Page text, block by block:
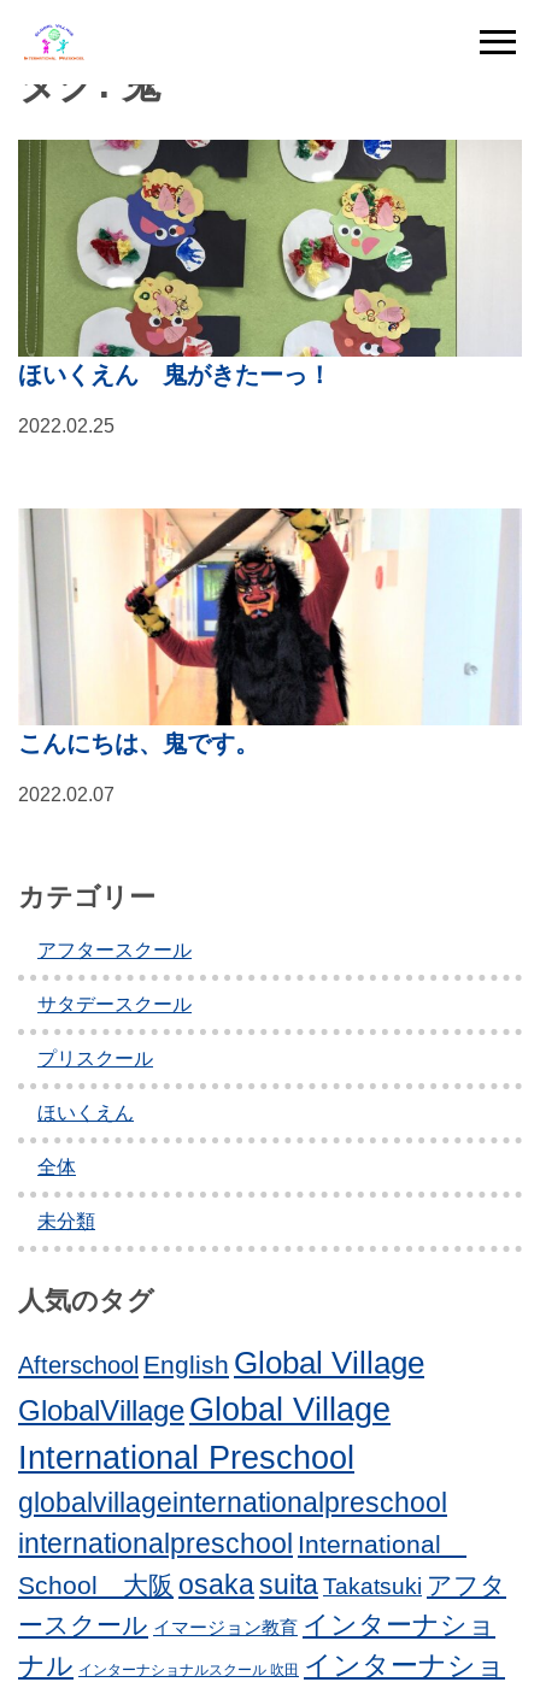
Skip
contentタグ: 鬼
ほいくえん 鬼がきたーっ！
2022.02.25
こんにちは、鬼です。
2022.02.07
カテゴリー
アフタースクール
サタデースクール
プリスクール
ほいくえん
全体
未分類
人気のタグ
Afterschool English Global Village
GlobalVillageGlobal Village
International Preschool
globalvillageinternationalpreschool
internationalpreschool International
School 大阪 osakasuitaTakatsuki アフタ
ースクール イマージョン教育 インターナショ
ナル インターナショナルスクール 吹田
インターナショ